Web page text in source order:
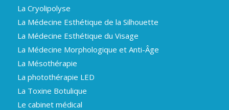
La Cryolipolyse
La Médecine Esthétique de la Silhouette
La Médecine Esthétique du Visage
La Médecine Morphologique et Anti-Âge
La Mésothérapie
La photothérapie LED
La Toxine Botulique
Le cabinet médical